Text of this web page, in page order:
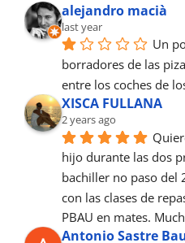
alejandro macià
last year
Un
borradores de las
entre los coches de
XISCA FULLANA
2 years ago
hijo durante las dos
bachiller no paso del
con las clases de
PBAU en mates.
Antonio Sastre